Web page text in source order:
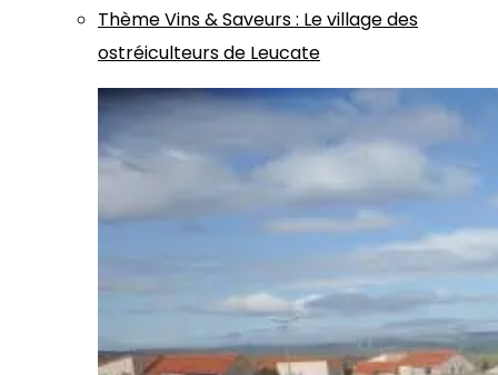
ThèmeVins & Saveurs: Le village des
ostréiculteurs de Leucate